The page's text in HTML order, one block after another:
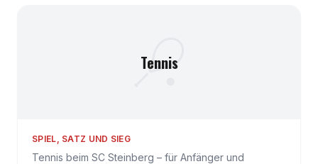
Tennis
SPIEL, SATZ UND SIEG
Tennis beim SC Steinberg – für Anfänger und